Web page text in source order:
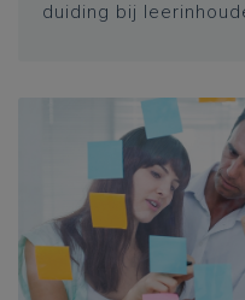
duiding bij